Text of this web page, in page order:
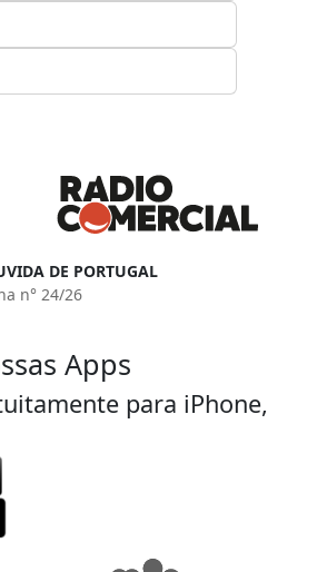
DE PORTUGAL
n° 24/26
Apps
para iPhone,